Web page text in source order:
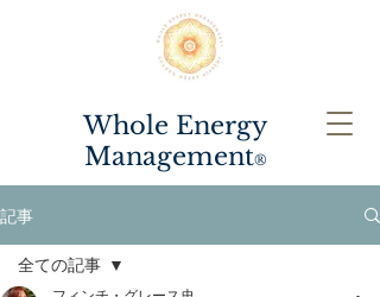
Whole Energy
Management®️
記事
全ての記事